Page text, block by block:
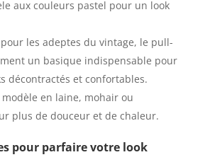
aux couleurs pastel pour un look
les adeptes du vintage, le pull-
un basique indispensable pour
décontractés et confortables.
modèle en laine, mohair ou
plus de douceur et de chaleur.
pour parfaire votre look